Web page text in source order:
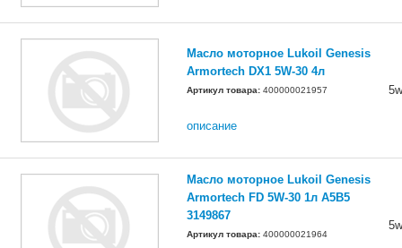
Масло моторное Lukoil Genesis
Armortech DX1 5W-30 4л
Артикул товара: 400000021957
описание
Масло моторное Lukoil Genesis
Armortech FD 5W-30 1л A5B5
3149867
Артикул товара: 400000021964